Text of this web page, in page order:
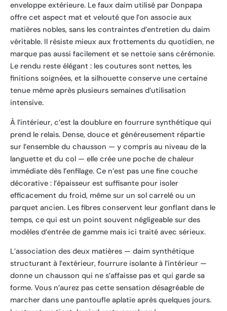
enveloppe extérieure. Le faux daim utilisé par Donpapa
offre cet aspect mat et velouté que l’on associe aux
matières nobles, sans les contraintes d’entretien du daim
véritable. Il résiste mieux aux frottements du quotidien, ne
marque pas aussi facilement et se nettoie sans cérémonie.
Le rendu reste élégant : les coutures sont nettes, les
finitions soignées, et la silhouette conserve une certaine
tenue même après plusieurs semaines d’utilisation
intensive.
À l’intérieur, c’est la doublure en fourrure synthétique qui
prend le relais. Dense, douce et généreusement répartie
sur l’ensemble du chausson — y compris au niveau de la
languette et du col — elle crée une poche de chaleur
immédiate dès l’enfilage. Ce n’est pas une fine couche
décorative : l’épaisseur est suffisante pour isoler
efficacement du froid, même sur un sol carrelé ou un
parquet ancien. Les fibres conservent leur gonflant dans le
temps, ce qui est un point souvent négligeable sur des
modèles d’entrée de gamme mais ici traité avec sérieux.
L’association des deux matières — daim synthétique
structurant à l’extérieur, fourrure isolante à l’intérieur —
donne un chausson qui ne s’affaisse pas et qui garde sa
forme. Vous n’aurez pas cette sensation désagréable de
marcher dans une pantoufle aplatie après quelques jours.